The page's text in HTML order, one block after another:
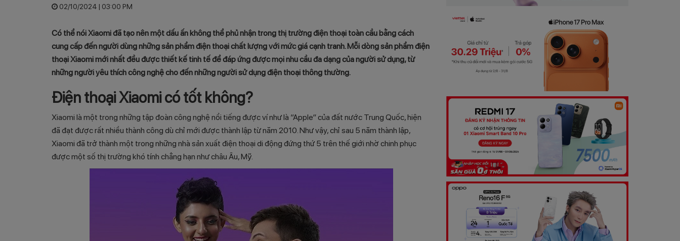
02/10/2024 | 03:00 PM
Có thể nói Xiaomi đã tạo nên một dấu ấn không thể phủ nhận trong thị trường điện thoại toàn cầu bằng cách
cung cấp đến người dùng những sản phẩm điện thoại chất lượng với mức giá cạnh tranh. Mỗi dòng sản phẩm điện
thoại Xiaomi mới nhất đều được thiết kế tinh tế để đáp ứng được mọi nhu cầu đa dạng của người sử dụng, từ
những người yêu thích công nghệ cho đến những người sử dụng điện thoại thông thường.
Điện thoại Xiaomi có tốt không?
Xiaomi là một trong những tập đoàn công nghệ nổi tiếng được ví như là “Apple” của đất nước Trung Quốc, hiện
đã đạt được rất nhiều thành công dù chỉ mới được thành lập từ năm 2010. Như vậy, chỉ sau 5 năm thành lập,
Xiaomi đã trở thành một trong những nhà sản xuất điện thoại di động đứng thứ 5 trên thế giới nhờ chinh phục
được một số thị trường khó tính chẳng hạn như châu Âu, Mỹ.